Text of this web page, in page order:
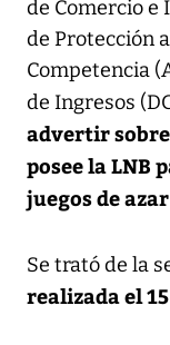
de Comercio e
de Protección
Competencia
de Ingresos
advertir
posee la LNB
juegos de
Se trató de la
realizada el